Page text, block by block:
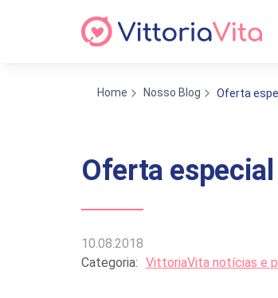
Home Nosso Blog Oferta
Oferta
10.08.2018
Categoria: VittoriaVita notícias e